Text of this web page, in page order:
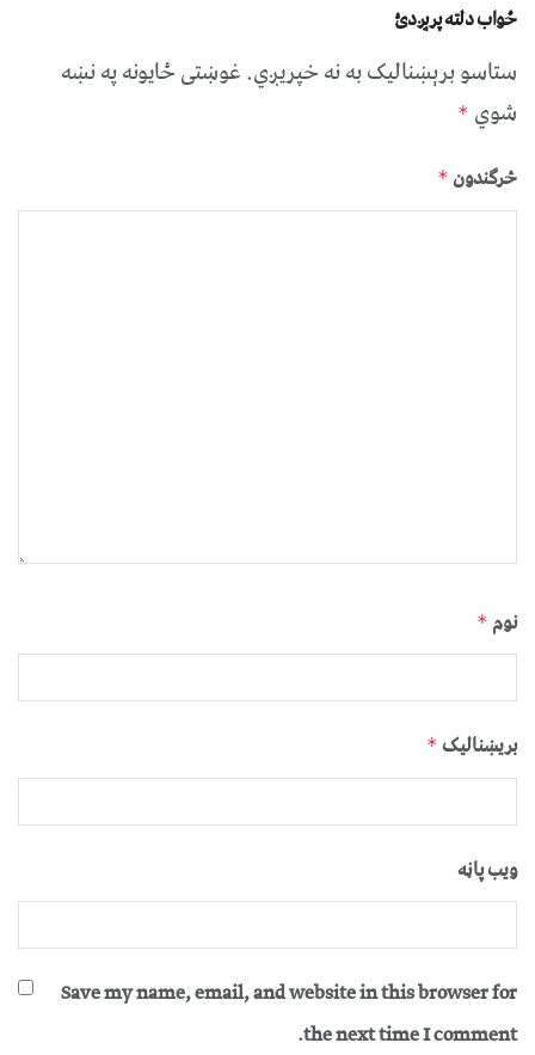
ځواب دلته پرېږدئ
ستاسو برېښناليک به نه خپريږي.غوښتى ځایونه په نښه
شوي *
څرگندون *
نوم *
بریښنالیک *
ویب پاڼه
Save my name, email, and website in this browser for
the next time I comment.